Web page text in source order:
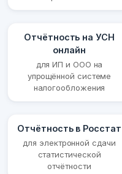
Отчётность на УСН
онлайн
для ИП и ООО на
упрощённой системе
налогообложения
Отчётность в Росстат
для электронной сдачи
статистической
отчётности